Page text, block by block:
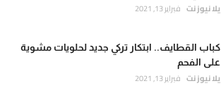
يلا نيوز نت فبراير 13, 2021
كباب القطايف.. ابتكار تركي جديد لحلويات مشوية
على الفحم
يلا نيوز نت فبراير 13, 2021